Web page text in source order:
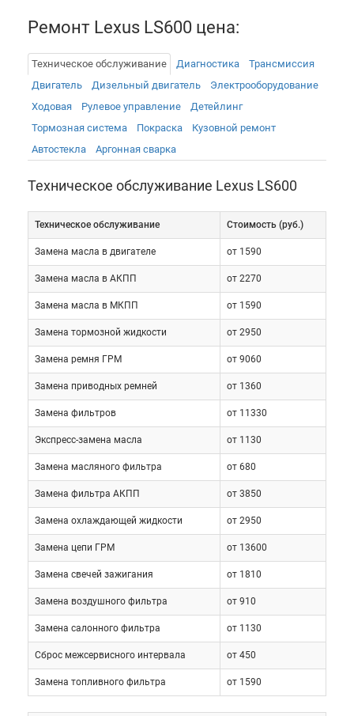
Высокий технический уровень модели
предъявляет самые высокие требования по
отношению к любому автосервису,
осуществляющему техническое обслуживание ТО
Lexus LS 600. Это касается, как профессионализма
персонала, так и оснащенности сервиса. Оба этих
показателя должны быть на самом высоком
ЛС 600 с надлежащим уровнем качества может
обеспечить только специализированный сервис,
имеющий достаточный опыт работы с
автомобилями такого уровня. Автосервис «Токио
Сервис» предлагает недорого квалифицированное
послегарантийное обслуживание Lexus LS 600 в
Москве. В сервисных и ремонтных работах по этой
модели заняты только лучшие специалисты,
использующие передовые технологии,
качественные запчасти и расходные материалы.
Мы осуществляем сервисное обслуживание
Лексус ЛС 600 в полном соответствии с
требованиями производителя, что позволяет
гарантировать высокое качество наших услуг.
Следует отметить, что, благодаря безупречному
качеству сборки и высокой надежности этого
автомобиля, квалифицированное плановое
обслуживание Lexus LS 600 позволяет
относительно дешево поддерживать машину в
идеальном состоянии в течение многих лет.
Ремонт Lexus LS600 цена:
Техническое обслуживание Диагностика
Трансмиссия
Двигатель
Дизельный двигатель
Электрооборудованиe
Ходовая
Рулевое управление
Детейлинг
Тормозная система
Покраска
Кузовной ремонт
Автостекла
Аргонная сварка
Техническое обслуживание Lexus LS600
Техническое обслуживание Cтоимость (руб.)
Замена масла в двигателе от 1590
Замена масла в АКПП от 2270
Замена масла в МКПП от 1590
Замена тормозной жидкости от 2950
Замена ремня ГРМ от 9060
Замена приводных ремней от 1360
Замена фильтров от 11330
Экспресс-замена масла от 1130
Замена масляного фильтра от 680
Замена фильтра АКПП от 3850
Замена охлаждающей жидкости от 2950
Замена цепи ГРМ от 13600
Замена свечей зажигания от 1810
Замена воздушного фильтра от 910
Замена салонного фильтра от 1130
Сброс межсервисного интервала от 450
Замена топливного фильтра от 1590